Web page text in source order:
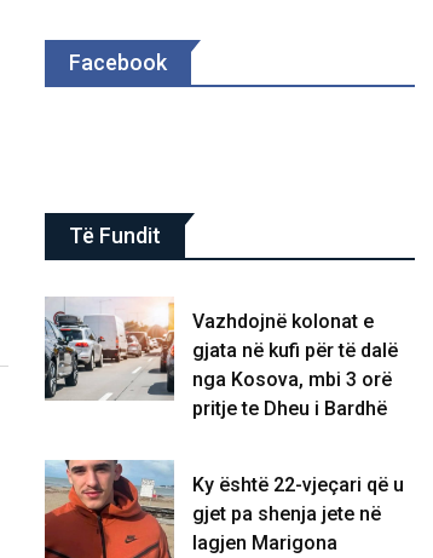
Facebook
Të Fundit
Vazhdojnë kolonat e
gjata në kufi për të dalë
nga Kosova, mbi 3 orë
pritje te Dheu i Bardhë
Ky është 22-vjeçari që u
gjet pa shenja jete në
lagjen Marigona